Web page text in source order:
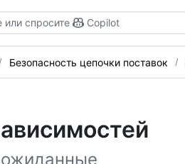
или спросите Copilot
Безопасность цепочки поставок